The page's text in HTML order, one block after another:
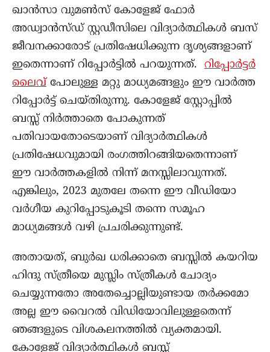
ഖാൻസാ വുമൺസ് കോളേജ് ഫോർ
അഡ്വാൻസ്ഡ് സ്റ്റഡീസിലെ വിദ്യാര്‍ത്ഥികള്‍ ബസ്
ജീവനക്കാരോട് പ്രതിഷേധിക്കുന്ന ദൃശ്യങ്ങളാണ്
ഇതെന്നാണ് റിപ്പോര്‍ട്ടില്‍ പറയുന്നത്. റിപ്പോർട്ടർ
ലൈവ്പോലുള്ള മറ്റു മാധ്യമങ്ങളും ഈ വാർത്ത
റിപ്പോർട്ട് ചെയ്തിരുന്നു. കോളേജ് സ്റ്റോപ്പില്‍
ബസ്സ് നിര്‍ത്താതെ പോകുന്നത്
പതിവായതോടെയാണ് വിദ്യാര്‍ത്ഥികള്‍
പ്രതിഷേധവുമായി രംഗത്തിറങ്ങിയതെന്നാണ്
ഈ വാര്‍ത്തകളില്‍ നിന്ന് മനസ്സിലാവുന്നത്.
എങ്കിലും, 2023 മുതലേ തന്നെ ഈ വീഡിയോ
വർഗീയ കുറിപ്പോടുകൂടി തന്നെ സമൂഹ
മാധ്യമങ്ങൾ വഴി പ്രചരിക്കുന്നുണ്ട്.
അതായത്, ബുര്‍ഖ ധരിക്കാതെ ബസ്സില്‍ കയറിയ
ഹിന്ദു സ്ത്രീയെ മുസ്ലിം സ്ത്രീകള്‍ ചോദ്യം
ചെയ്യുന്നതോ അതേച്ചൊല്ലിയുണ്ടായ തര്‍ക്കമോ
അല്ല ഈ വൈറല്‍ വിഡിയോവിലുള്ളതെന്ന്
ഞങ്ങളുടെ വിശകലനത്തില്‍ വ്യക്തമായി.
കോളേജ് വിദ്യാര്‍ത്ഥികള്‍ ബസ്സ്